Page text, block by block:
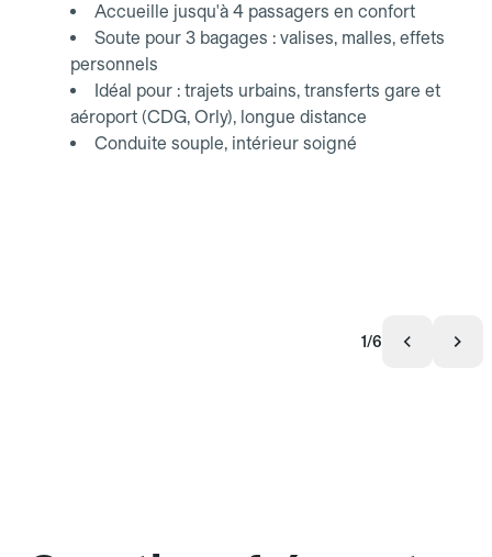
Accueille jusqu'à 4 passagers en confort
Soute pour 3 bagages : valises, malles, effets
personnels
Idéal pour : trajets urbains, transferts gare et
aéroport (CDG, Orly), longue distance
Conduite souple, intérieur soigné
1/6